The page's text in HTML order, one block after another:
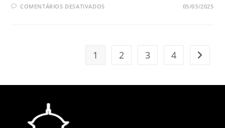
COMENTÁRIOS DESATIVADOS 05/03/2025
1 2 3 4